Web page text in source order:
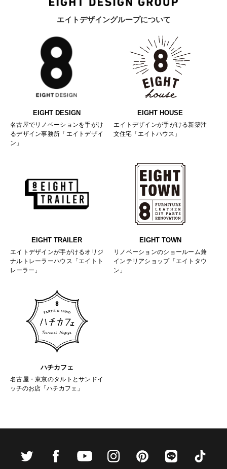
エイトデザイングループについて
EIGHT DESIGN
名古屋でリノベーションを手がけ
るデザイン事務所「エイトデザイ
ン」
EIGHT HOUSE
エイトデザインが手がける新築注
文住宅「エイトハウス」
EIGHT TRAILER
エイトデザインが手がけるオリジ
ナルトレーラーハウス「エイトト
レーラー」
EIGHT TOWN
リノベーションのショールーム兼
インテリアショップ「エイトタウ
ン」
ハチカフェ
名古屋・東京のタルトとサンドイ
ッチのお店「ハチカフェ」